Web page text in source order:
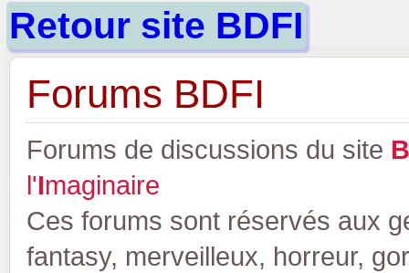
Retour site BDFI
Forums BDFI
Forums de discussions du site B
l'Imaginaire
Ces forums sont réservés aux
fantasy, merveilleux, horreur,